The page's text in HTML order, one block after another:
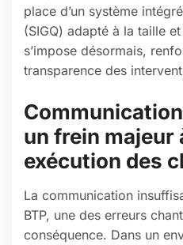
place d’un système
(SIGQ) adapté à la taille
s’impose désormais,
transparence des
un frein majeur
exécution des
La communication
BTP, une des erreurs
conséquence. Dans un